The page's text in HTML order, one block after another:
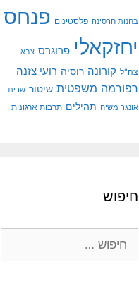
בחנות חרסינה פלסטינים פנחס
יחזקאלי פרוגרס צבא
צה"ל קורונה רוסיה רועי צזנה
רפורמה משפטית שיטור שרית
אונגר משיח תהילים תרבות ארגונית
חיפוש